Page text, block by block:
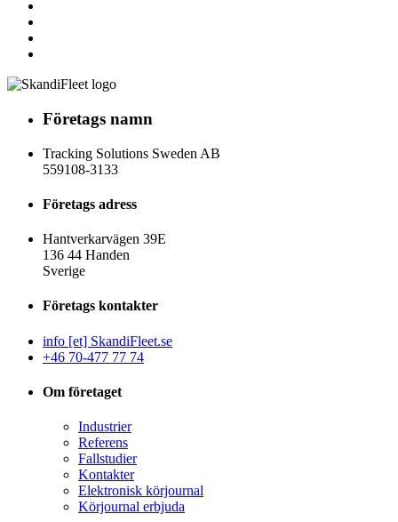
Företags namn
Tracking Solutions Sweden AB
559108-3133
Företags adress
Hantverkarvägen 39E
136 44 Handen
Sverige
Företags kontakter
info [et] SkandiFleet.se
+46 70-477 77 74
Om företaget
Industrier
Referens
Fallstudier
Kontakter
Elektronisk körjournal
Körjournal erbjuda